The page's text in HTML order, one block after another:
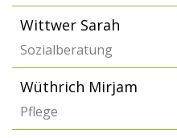
Wittwer Sarah
Sozialberatung
Wüthrich Mirjam
Pflege